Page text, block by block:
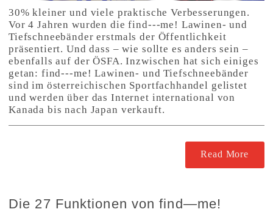
30% kleiner und viele praktische Verbesserungen.
Vor 4 Jahren wurden die find---me! Lawinen- und
Tiefschneebänder erstmals der Öffentlichkeit
präsentiert. Und dass – wie sollte es anders sein –
ebenfalls auf der ÖSFA. Inzwischen hat sich einiges
getan: find---me! Lawinen- und Tiefschneebänder
sind im österreichischen Sportfachhandel gelistet
und werden über das Internet international von
Kanada bis nach Japan verkauft.
Read More
Die 27 Funktionen von find—me!